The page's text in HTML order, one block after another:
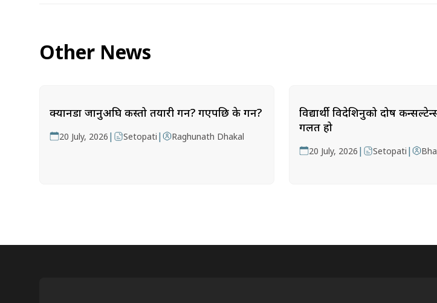
Other News
क्यानडा जानुअघि कस्तो तयारी गर्ने? गएपछि के गर्ने?
20 July, 2026 | Setopati | Raghunath Dhakal
विद्यार्थी विदेशिनुको दोष
गलत हो
20 July, 2026 | Setopati |